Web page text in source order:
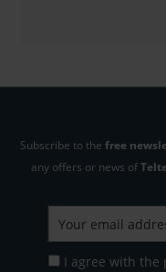
Subscribe to the free
any offers or news of
I agree with the